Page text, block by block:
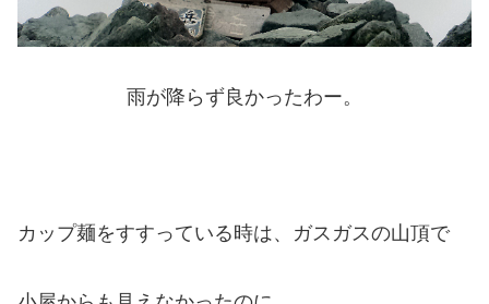
雨が降らず良かったわー。
カップ麺をすすっている時は、ガスガスの山頂で